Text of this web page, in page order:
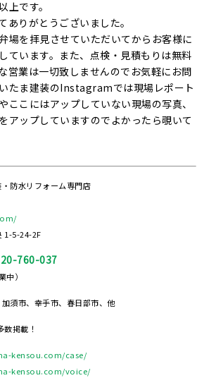
上です。
ありがとうございました。
場を拝見させていただいてからお客様に
ています。また、点検・見積もりは無料
営業は一切致しませんのでお気軽にお問
たま建装のInstagramでは現場レポート
ここにはアップしていない現場の写真、
アップしていますのでよかったら覗いて
防水リフォーム専門店
1-5-24-2F
760-037
）
須市、幸手市、春日部市、他
掲載！
kensou.com/case/
kensou.com/voice/